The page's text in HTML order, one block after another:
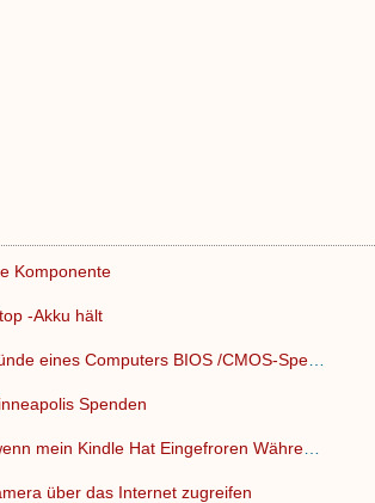
Komponente
-Akku hält
Spenden
über das Internet zugreifen